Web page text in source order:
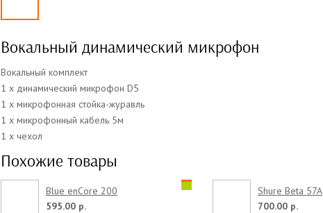
Вокальный динамический микрофон
Вокальный комплект
1 x динамический микрофон D5
1 x микрофонная стойка-журавль
1 x микрофонный кабель 5м
1 x чехол
Похожие товары
Blue enCore 200
595.00 р.
Shure Beta 57A
700.00 р.